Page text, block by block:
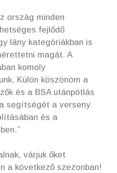
ország minden
fejlődő
lány kategóriákban is
magát. A
komoly
Külön köszönöm a
és a BSA utánpótlás
segítségét a verseny
és a
várjuk őket
a következő szezonban!